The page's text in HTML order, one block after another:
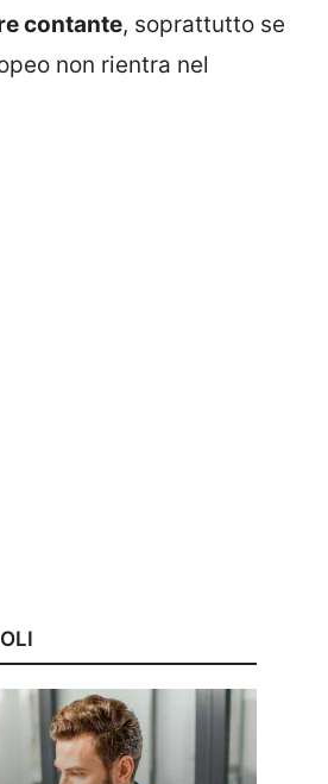
contante, soprattutto se
non rientra nel